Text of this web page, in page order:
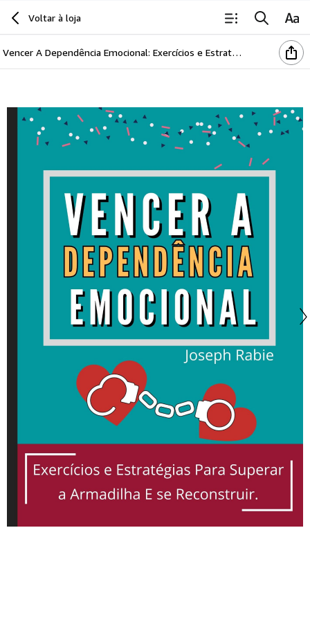
Voltar à loja
Vencer A Dependência Emocional: Exercícios e Estratégias Para Superar a Armadilha E se Reconstruir.